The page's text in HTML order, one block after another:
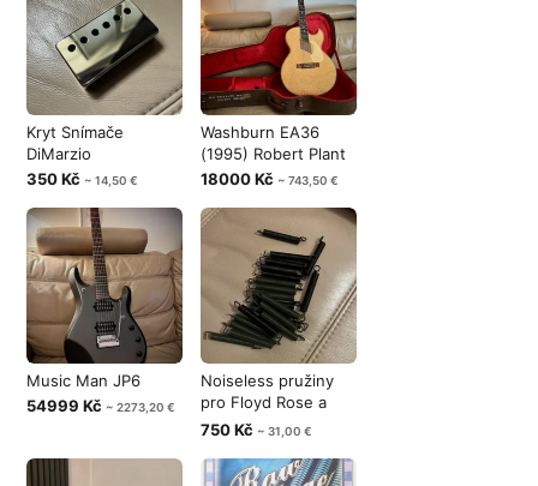
Kryt Snímače
DiMarzio
350 Kč ~ 14,50 €
Washburn EA36
(1995) Robert Plant
18000 Kč ~ 743,50 €
Music Man JP6
54999 Kč ~ 2273,20 €
Noiseless pružiny
pro Floyd Rose a
tremolo 20
750 Kč ~ 31,00 €